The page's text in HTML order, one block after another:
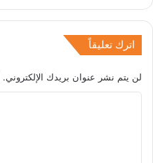
اترك تعليقاً
لن يتم نشر عنوان بريدك الإلكتروني.